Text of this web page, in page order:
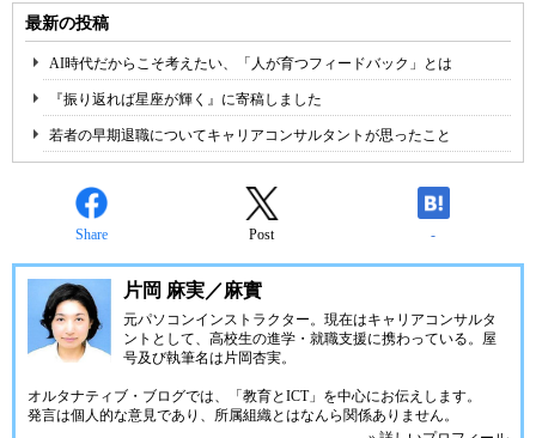
最新の投稿
AI時代だからこそ考えたい、「人が育つフィードバック」とは
『振り返れば星座が輝く』に寄稿しました
若者の早期退職についてキャリアコンサルタントが思ったこと
Share Post -
片岡 麻実／麻實
元パソコンインストラクター。現在はキャリアコンサルタ
ントとして、高校生の進学・就職支援に携わっている。屋
号及び執筆名は片岡杏実。
オルタナティブ・ブログでは、「教育とICT」を中心にお伝えします。
発言は個人的な意見であり、所属組織とはなんら関係ありません。